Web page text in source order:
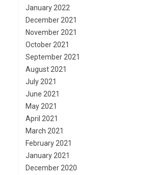
January 2022
December 2021
November 2021
October 2021
September 2021
August 2021
July 2021
June 2021
May 2021
April 2021
March 2021
February 2021
January 2021
December 2020